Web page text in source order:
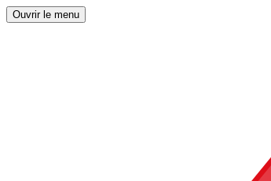
Ouvrir le menu